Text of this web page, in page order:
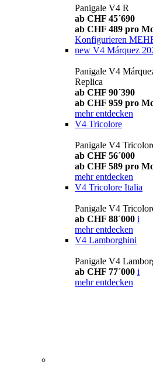
Panigale V4 R
ab CHF 45´690
ab CHF 489 pro
Konfigurieren
new V4 Márquez
Panigale V4
Replica
ab CHF 90´390
ab CHF 959 pro
mehr entdecken
V4 Tricolore
Panigale V4
ab CHF 56´000
ab CHF 589 pro
mehr entdecken
V4 Tricolore Italia
Panigale V4
ab CHF 88´000 i
mehr entdecken
V4 Lamborghini
Panigale V4
ab CHF 77´000 i
mehr entdecken